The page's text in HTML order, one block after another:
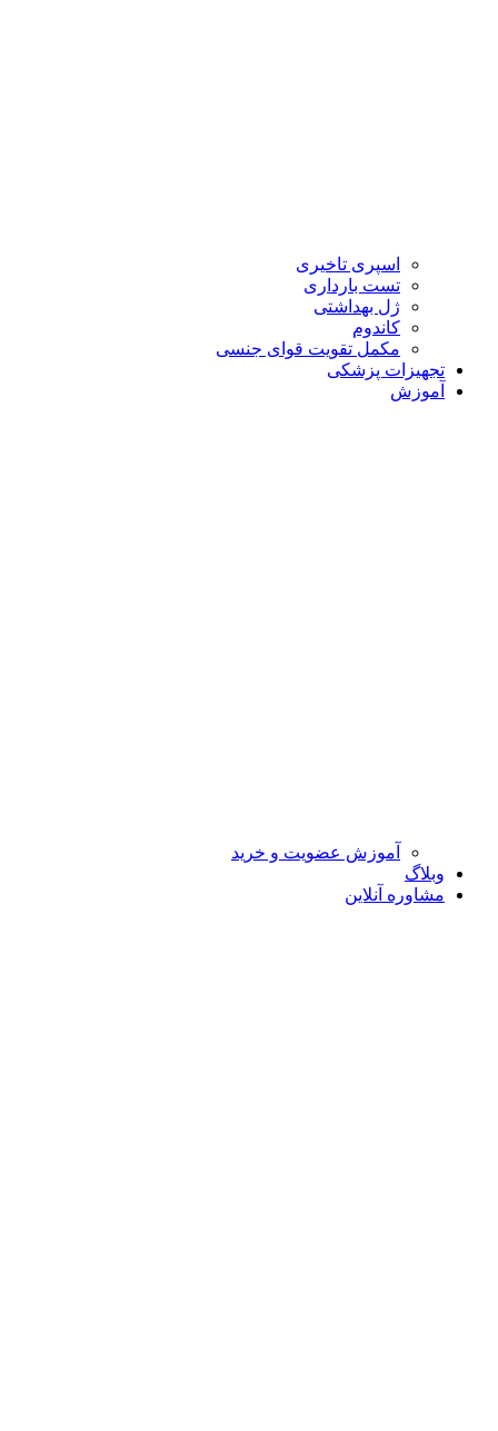
اسپری تاخیری
تست بارداری
ژل بهداشتی
کاندوم
مکمل تقویت قوای جنسی
تجهیزات پزشکی
آموزش
آموزش عضویت و خرید
وبلاگ
مشاوره آنلاین